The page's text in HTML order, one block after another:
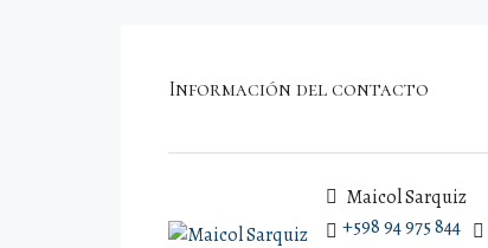
Información del contacto
Maicol Sarquiz
+598 94 975 844